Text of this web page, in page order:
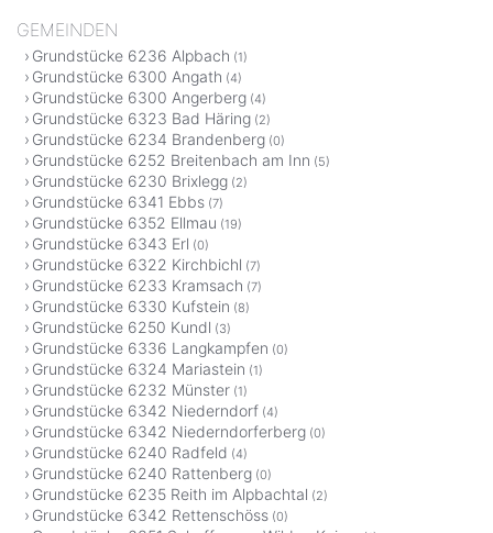
GEMEINDEN
Grundstücke 6236 Alpbach (1)
Grundstücke 6300 Angath (4)
Grundstücke 6300 Angerberg (4)
Grundstücke 6323 Bad Häring (2)
Grundstücke 6234 Brandenberg (0)
Grundstücke 6252 Breitenbach am Inn (5)
Grundstücke 6230 Brixlegg (2)
Grundstücke 6341 Ebbs (7)
Grundstücke 6352 Ellmau (19)
Grundstücke 6343 Erl (0)
Grundstücke 6322 Kirchbichl (7)
Grundstücke 6233 Kramsach (7)
Grundstücke 6330 Kufstein (8)
Grundstücke 6250 Kundl (3)
Grundstücke 6336 Langkampfen (0)
Grundstücke 6324 Mariastein (1)
Grundstücke 6232 Münster (1)
Grundstücke 6342 Niederndorf (4)
Grundstücke 6342 Niederndorferberg (0)
Grundstücke 6240 Radfeld (4)
Grundstücke 6240 Rattenberg (0)
Grundstücke 6235 Reith im Alpbachtal (2)
Grundstücke 6342 Rettenschöss (0)